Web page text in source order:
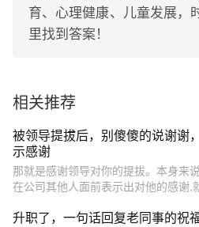
育、心理健康、儿童发展，
里找到答案！
相关推荐
被领导提拔后，别傻傻的说谢谢
示感谢
那就是感谢领导对你的提拔。本身来
在公司其他人面前表示出对他的感谢,
升职了，一句话回复老同事的祝